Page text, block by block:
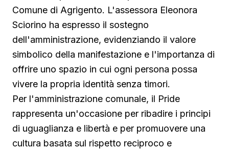
Comune di Agrigento. L'assessora Eleonora
Sciorino ha espresso il sostegno
dell'amministrazione, evidenziando il valore
simbolico della manifestazione e l'importanza di
offrire uno spazio in cui ogni persona possa
vivere la propria identità senza timori.
Per l'amministrazione comunale, il Pride
rappresenta un'occasione per ribadire i principi
di uguaglianza e libertà e per promuovere una
cultura basata sul rispetto reciproco e